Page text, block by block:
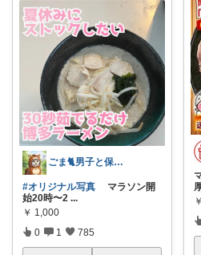
ごま🐈男子と保護猫のママ🐈
#オリジナル写真 マラソン開
始20時〜2 ...
￥ 1,000
0 1 785
￥